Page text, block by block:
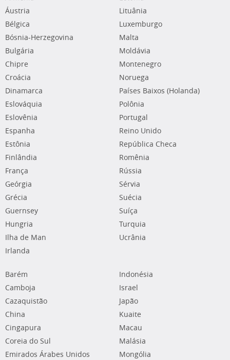
Áustria
Bélgica
Bósnia-Herzegovina
Bulgária
Chipre
Croácia
Dinamarca
Eslováquia
Eslovênia
Espanha
Estônia
Finlândia
França
Geórgia
Grécia
Guernsey
Hungria
Ilha de Man
Irlanda
Lituânia
Luxemburgo
Malta
Moldávia
Montenegro
Noruega
Países Baixos (Holanda)
Polônia
Portugal
Reino Unido
República Checa
Romênia
Rússia
Sérvia
Suécia
Suíça
Turquia
Ucrânia
Barém
Camboja
Cazaquistão
China
Cingapura
Coreia do Sul
Emirados Árabes Unidos
Indonésia
Israel
Japão
Kuaite
Macau
Malásia
Mongólia